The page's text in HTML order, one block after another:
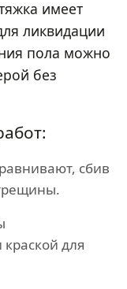
имеет
ликвидации
пола можно
без
сбив
для